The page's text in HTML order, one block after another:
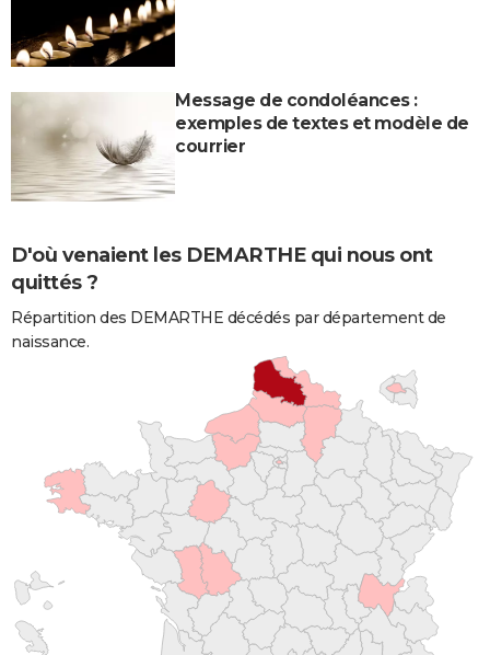
Message de condoléances :
exemples de textes et modèle de
courrier
D'où venaient les DEMARTHE qui nous ont
quittés ?
Répartition des DEMARTHE décédés par département de
naissance.